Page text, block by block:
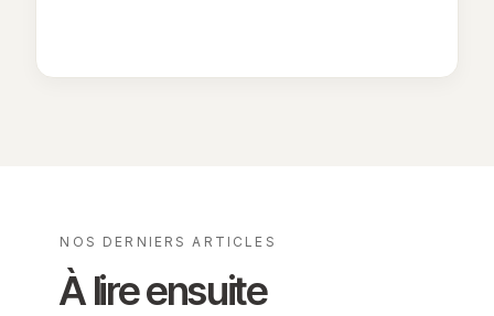
NOS DERNIERS ARTICLES
À lire ensuite